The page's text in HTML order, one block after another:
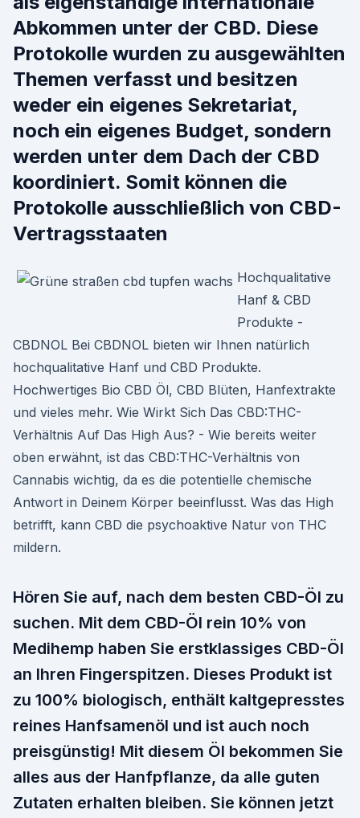
Abkommen unter der CBD. Diese
Protokolle wurden zu ausgewählten
Themen verfasst und besitzen
weder ein eigenes Sekretariat,
noch ein eigenes Budget, sondern
werden unter dem Dach der CBD
koordiniert. Somit können die
Protokolle ausschließlich von CBD-
Vertragsstaaten
Hochqualitative
Hanf & CBD
Produkte -
CBDNOL Bei CBDNOL bieten wir Ihnen natürlich
hochqualitative Hanf und CBD Produkte.
Hochwertiges Bio CBD Öl, CBD Blüten, Hanfextrakte
und vieles mehr. Wie Wirkt Sich Das CBD:THC-
Verhältnis Auf Das High Aus? - Wie bereits weiter
oben erwähnt, ist das CBD:THC-Verhältnis von
Cannabis wichtig, da es die potentielle chemische
Antwort in Deinem Körper beeinflusst. Was das High
betrifft, kann CBD die psychoaktive Natur von THC
mildern.
Hören Sie auf, nach dem besten CBD-Öl zu
suchen. Mit dem CBD-Öl rein 10% von
Medihemp haben Sie erstklassiges CBD-Öl
an Ihren Fingerspitzen. Dieses Produkt ist
zu 100% biologisch, enthält kaltgepresstes
reines Hanfsamenöl und ist auch noch
preisgünstig! Mit diesem Öl bekommen Sie
alles aus der Hanfpflanze, da alle guten
Zutaten erhalten bleiben. Sie können jetzt